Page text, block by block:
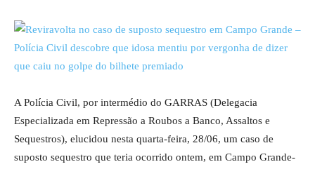
A Polícia Civil, por intermédio do GARRAS (Delegacia
Especializada em Repressão a Roubos a Banco, Assaltos e
Sequestros), elucidou nesta quarta-feira, 28/06, um caso de
suposto sequestro que teria ocorrido ontem, em Campo Grande-